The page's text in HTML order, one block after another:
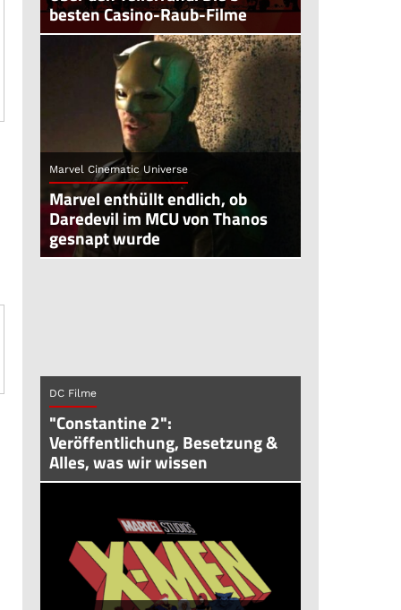
besten Casino-Raub-Filme
Marvel Cinematic Universe
Marvel enthüllt endlich, ob
Daredevil im MCU von Thanos
gesnapt wurde
DC Filme
"Constantine 2":
Veröffentlichung, Besetzung &
Alles, was wir wissen